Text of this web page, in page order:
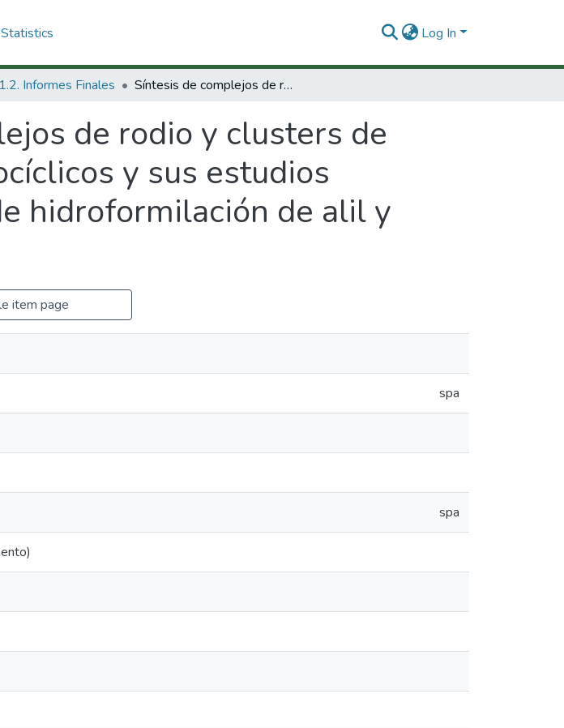
Statistics Log In
Informes Finales Síntesis de complejos de rodio y clusters de rutenio con ligandos N-heterocíclicos y sus estudios catalíticos en las reacciones de hidroformilación de alil y propenilbencenos.
de rodio y clusters de
y sus estudios
hidroformilación de alil y
item page
spa
spa